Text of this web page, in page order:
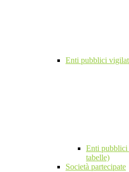
Enti pubblici
Enti pubblici
tabelle)
Società partecipate